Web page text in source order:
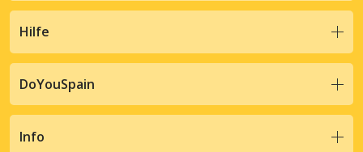
Hilfe
DoYouSpain
Info